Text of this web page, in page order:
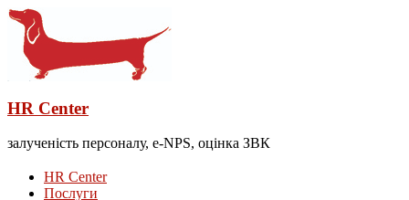
HR Center
залученість персоналу, e-NPS, оцінка ЗВК
HR Center
Послуги